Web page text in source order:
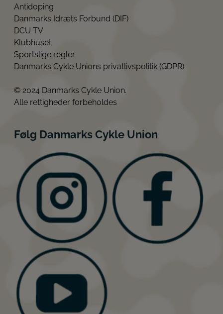
Antidoping
Danmarks Idræts Forbund (DIF)
DCU TV
Klubhuset
Sportslige regler
Danmarks Cykle Unions privatlivspolitik (GDPR)
© 2024 Danmarks Cykle Union.
Alle rettigheder forbeholdes
Følg Danmarks Cykle Union